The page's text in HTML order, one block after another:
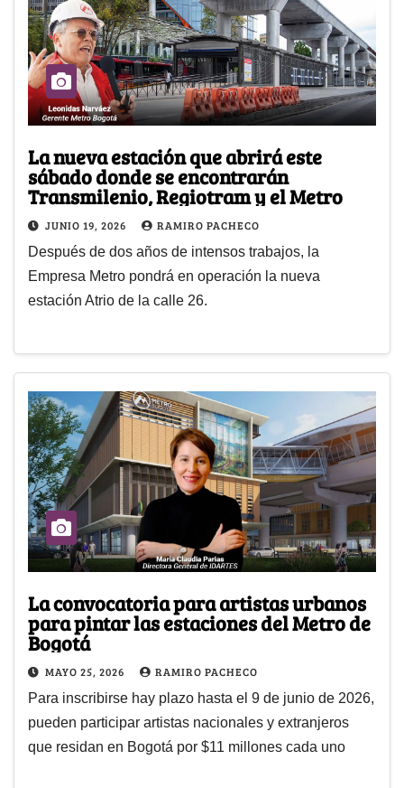
La nueva estación que abrirá este
sábado donde se encontrarán
Transmilenio, Regiotram y el Metro
JUNIO 19, 2026 RAMIRO PACHECO
Después de dos años de intensos trabajos, la
Empresa Metro pondrá en operación la nueva
estación Atrio de la calle 26.
La convocatoria para artistas urbanos
para pintar las estaciones del Metro de
Bogotá
MAYO 25, 2026 RAMIRO PACHECO
Para inscribirse hay plazo hasta el 9 de junio de 2026,
pueden participar artistas nacionales y extranjeros
que residan en Bogotá por $11 millones cada uno